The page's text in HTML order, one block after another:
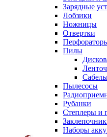
Зарядные
Лобзики
Ножницы
Отвертки
Пилы
Пылесосы
Рубанки
Степлеры и
Наборы